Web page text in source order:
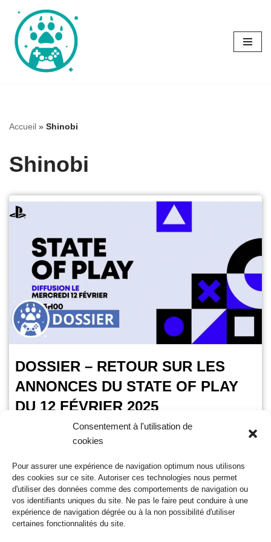
Consentement à l'utilisation de
cookies
Pour assurer une expérience de navigation optimum nous utilisons
des cookies sur ce site. Autoriser ces technologies nous permet
d'utiliser des données comme des comportements de navigation ou
vos identifiants uniques du site. Ne pas le faire peut conduire à une
expérience de navigation dégrée ou à la non possibilité d'utiliser
certaines fonctionnalités du site.
Aller
au
contenu
Accueil » Shinobi
Shinobi
DOSSIER – RETOUR SUR LES
ANNONCES DU STATE OF PLAY
DU 12 FÉVRIER 2025
OursGamer 13 février 2025
Le State of Play, cet événement numérique qui permet de
découvrir toutes les nouveautés à venir sur les consoles
PlayStation, s’est tenu ce 12 février 2025.…Lire la suite »